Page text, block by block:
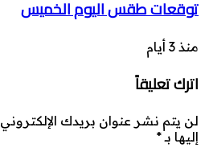
توقعات طقس اليوم الخميس
منذ 3 أيام
اترك تعليقاً
لن يتم نشر عنوان بريدك
إليها بـ*